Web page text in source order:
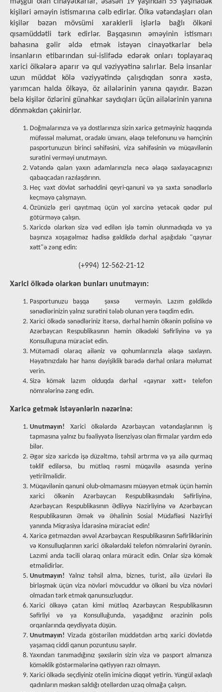
kişiləri əməyin istismarına cəlb edirlər. Ölkə vətəndaşları olan
kişilər bəzən mövsümi xaraklerli işlərlə bağlı ölkəni
qısamüddətli tərk edirlər. Başqasının əməyinin istismarı
bahasına gəlir əldə etmək istəyən cinayətkarlar belə
insanların etibarından sui-islifədə edərək onları toplayaraq
xarici ölkələrə aparır və qul vəziyyətinə salırlar. Belə insanlar
uzun müddət kölə vəziyyətində çalışdıqdan sonra xəstə,
yarımcan halda ölkəyə, öz ailələrinin yanına qayıdır. Bəzən
belə kişilər özlərini günahkar saydıqları üçün ailələrinin yanına
dönməkdən çəkinirlər.
Doğmalarınıza və ya dostlarınıza sizin xaricə getməyiniz haqqında
müfəssəl məlumat, oradakı ünvanı, əlaqə telefonunu və həmçinin
pasportunuzun birinci səhifəsini, viza səhifəsinin və müqavilənin
surətini verməyi unutmayın.
Vətəndə qalan yaxın adamlarınızla necə əlaqə saxlayacagınızı
qabaqcadan razılaşdırınn.
Heç vaxt dövlət sərhəddini qeyri-qanuni və ya saxta sənədlərlə
keçməyə çalışmayın.
Özünüzlə geri qayıtmaq üçün yol xərcinə yetəcək qədər pul
götürməyə çalışın.
Xaricdə olarkən sizə vəd edilən işlə təmin olunmadıqda və ya
başınıza xoşagəlməz hadisə gəldikdə dərhal aşağıdakı "qaynar
xətt"ə zəng edin:
(+994) 12-562-21-12
Xarici ölkədə olarkən bunları unutmayın:
Pasportunuzu başqa şəxsə verməyin. Lazım gəldikdə
sənədlərinizin yalnız surətini tələb olunan yerə təqdim edin.
Xarici ölkədə sənədləriniz itərsə, dərhal həmin ölkənin polisinə və
Azərbaycan Respublikasının həmin ölkədəki Səfirliyinə və ya
Konsulluguna müraciət edin.
Mütəmadi olaraq ailəniz və qohumlarınızla əlaqə saxlayın.
Həyatınızdakı hər hansı dəyişiklik barədə dərhal onlara məlumat
verin.
Sizə kömək lazım olduqda dərhal «qaynar xətt» telefon
nömrələrinə zəng edin.
Xaricə getmək istəyənlərin nəzərinə:
Unutmayın! Xarici ölkələrdə Azərbaycan vətəndaşlarının iş
tapmasına yalnız bu fəaliyyətə lisenziyası olan firmalar yardım edə
bilər.
Əgər sizə xaricdə işə düzəltmə, təhsil artırma və ya ailə qurmaq
təklif edilərsə, bu mütləq rəsmi müqavilə əsasında yerinə
yetirilməlidir.
Müqavilənin qanuni olub-olmamasını müəyyən etmək üçün həmin
xarici ölkənin Azərbaycan Respublikasındakı Səfirliyinə,
Azərbaycan Respublikasının Ədliyyə Nazirliyinə və Azərbaycan
Respublikasının Əmək və Əhalinin Sosial Müdafiəsi Nazirliyi
yanında Miqrasiya İdarəsinə müraciət edin!
Xaricə getməzdən əvvəl Azərbaycan Respublikasının Səfirliklərinin
və Konsulluqlarının xarici ölkələrdəki telefon nömrələrini öyrənin.
Lazımi anda təcili olaraq onlara müracit edin. Onlar sizə kömək
etməlidirlər.
Unutmayın! Yalnız təhsil alma, biznes, turist, ailə üzvləri ilə
birləşmək üçün viza növləri mövcuddur və ölkəni bu viza növləri
olmadan tərk etmək qanunsuzluqdur.
Xarici ölkəyə çatan kimi mütləq Azərbaycan Respublikasının
Səfirliyi və ya Konsulluğunda, yaşadığınız ərazinin polis
orqanlarında qeydiyyata düşün.
Unutmayın!Vizada göstərilən müddətdən artıq xarici dövlətdə
yaşamaq ciddi qanun pozuntusu sayılır.
Yaxından tanımadığınız şəxslərin sizin viza və pasport almanıza
köməklik göstərmələrinə qətiyyən razı olmayın.
Xarici ölkədə seçdiyiniz otelin imicinə diqqət yetirin. Yüngül əxlaqlı
qadınların məskən saldığı otellərdən uzaq olmağa çalışın.